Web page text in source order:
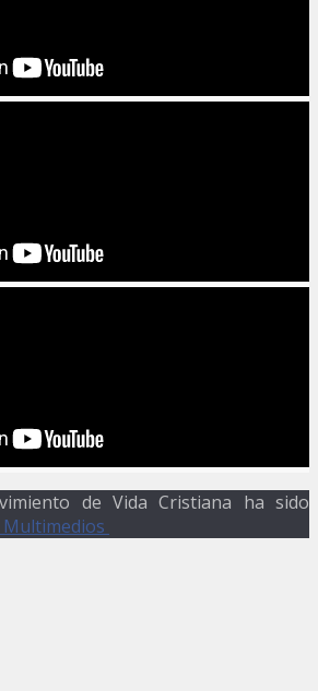
de Vida Cristiana ha sido
Multimedios